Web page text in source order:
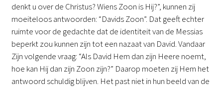
denkt u over de Christus? Wiens Zoon is Hij?”, kunnen zij
moeiteloos antwoorden: “Davids Zoon”. Dat geeft echter
ruimte voor de gedachte dat de identiteit van de Messias
beperkt zou kunnen zijn tot een nazaat van David. Vandaar
Zijn volgende vraag: “Als David Hem dan zijn Heere noemt,
hoe kan Hij dan zijn Zoon zijn?” Daarop moeten zij Hem het
antwoord schuldig blijven. Het past niet in hun beeld van de